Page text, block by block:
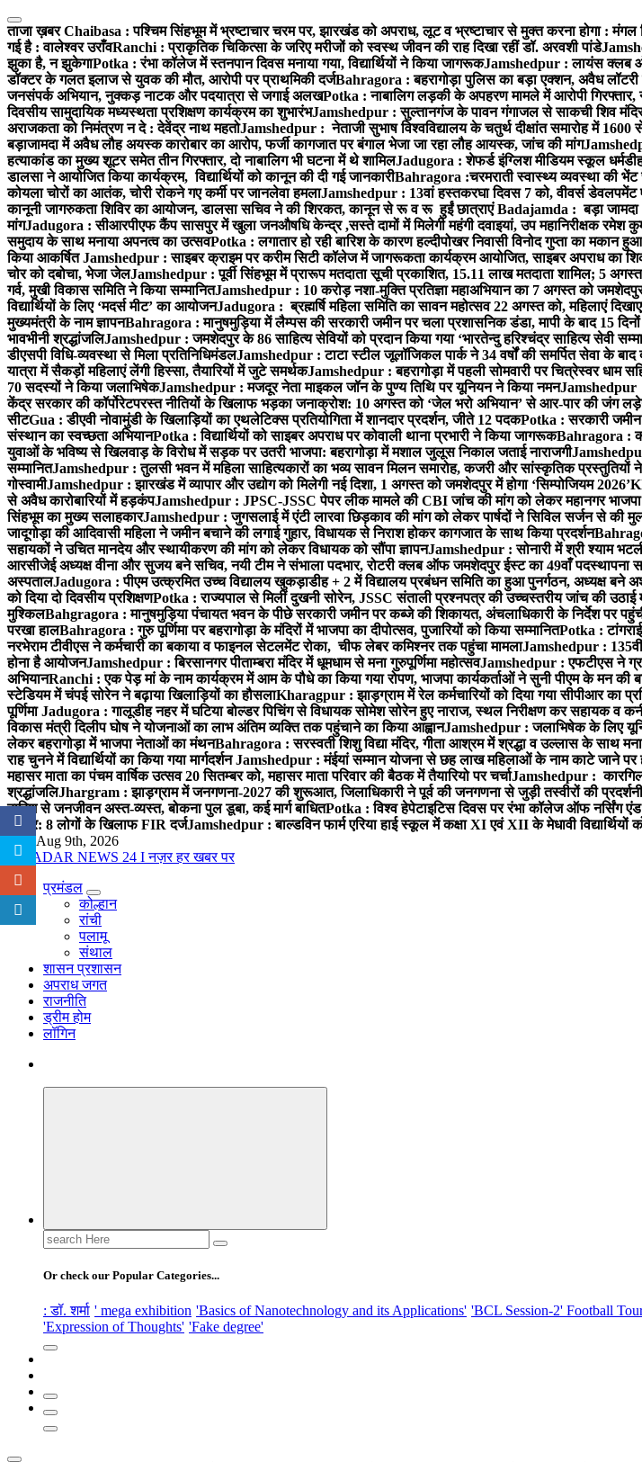
Skip
to
content
ताजा ख़बरChaibasa : पश्चिम सिंहभूम में भ्रष्टाचार चरम पर, झारखंड को अपराध, लूट व भ्रष्टाचार से मुक्त करना होगा : मंगल
गई है : वालेश्वर उराँवRanchi : प्राकृतिक चिकित्सा के जरिए मरीजों को स्वस्थ जीवन की राह दिखा रहीं डॉ. अरवशी पांडे
झुका है, न झुकेगाPotka : रंभा कॉलेज में स्तनपान दिवस मनाया गया, विद्यार्थियों ने किया जागरूकJamshedpur : लायंस क्लब
डॉक्टर के गलत इलाज से युवक की मौत, आरोपी पर प्राथमिकी दर्जBahragora : बहरागोड़ा पुलिस का बड़ा एक्शन, अवैध
जनसंपर्क अभियान, नुक्कड़ नाटक और पदयात्रा से जगाई अलखPotka : नाबालिग लड़की के अपहरण मामले में आरोपी गिरफ्तार,
दिवसीय सामुदायिक मध्यस्थता प्रशिक्षण कार्यक्रम का शुभारंभJamshedpur : सुल्तानगंज के पावन गंगाजल से साकची शिव
अराजकता को निमंत्रण न दे : देवेंद्र नाथ महतोJamshedpur : नेताजी सुभाष विश्वविद्यालय के चतुर्थ दीक्षांत समारोह में 1600
बड़ाजामदा में अवैध लौह अयस्क कारोबार का आरोप, फर्जी कागजात पर बंगाल भेजा जा रहा लौह आयस्क, जांच की मांग
हत्याकांड का मुख्य शूटर समेत तीन गिरफ्तार, दो नाबालिग भी घटना में थे शामिलJadugora : शेफर्ड इंग्लिश मीडियम स्कूल
डालसा ने आयोजित किया कार्यक्रम, विद्यार्थियों को कानून की दी गई जानकारीBahragora :चरमराती स्वास्थ्य व्यवस्था की
कोयला चोरों का आतंक, चोरी रोकने गए कर्मी पर जानलेवा हमलाJamshedpur : 13वां हस्तकरघा दिवस 7 को, वीवर्स
कानूनी जागरुकता शिविर का आयोजन, डालसा सचिव ने की शिरकत, कानून से रू व रू हुईं छात्राएंBadajamda : बड़ा जामदा
मांगJadugora : सीआरपीएफ कैंप सासपुर में खुला जनऔषधि केन्द्र ,सस्ते दामों में मिलेगी महंगी दवाइयां, उप महानिरीक्षक रमेश
समुदाय के साथ मनाया अपनत्व का उत्सवPotka : लगातार हो रही बारिश के कारण हल्दीपोखर निवासी विनोद गुप्ता का मकान
किया आकर्षितJamshedpur : साइबर क्राइम पर करीम सिटी कॉलेज में जागरूकता कार्यक्रम आयोजित, साइबर अपराध का
चोर को दबोचा, भेजा जेलJamshedpur : पूर्वी सिंहभूम में प्रारूप मतदाता सूची प्रकाशित, 15.11 लाख मतदाता शामिल; 5
गर्व, मुखी विकास समिति ने किया सम्मानितJamshedpur : 10 करोड़ नशा-मुक्ति प्रतिज्ञा महाअभियान का 7 अगस्त को
विद्यार्थियों के लिए ‘मदर्स मीट’ का आयोजनJadugora : ब्रह्मर्षि महिला समिति का सावन महोत्सव 22 अगस्त को, महिलाएं
मुख्यमंत्री के नाम ज्ञापनBahragora : मानुषमुड़िया में लैम्पस की सरकारी जमीन पर चला प्रशासनिक डंडा, मापी के बाद 15
भावभीनी श्रद्धांजलिJamshedpur : जमशेदपुर के 86 साहित्य सेवियों को प्रदान किया गया ‘भारतेन्दु हरिश्चंद्र साहित्य सेवी
डीएसपी विधि-व्यवस्था से मिला प्रतिनिधिमंडलJamshedpur : टाटा स्टील जूलॉजिकल पार्क ने 34 वर्षों की समर्पित सेवा के बाद दो
यात्रा में सैकड़ों महिलाएं लेंगी हिस्सा, तैयारियों में जुटे समर्थकJamshedpur : बहरागोड़ा में पहली सोमवारी पर चित्रेस्वर धाम
70 सदस्यों ने किया जलाभिषेकJamshedpur : मजदूर नेता माइकल जॉन के पुण्य तिथि पर यूनियन ने किया नमनJamshedpur
केंद्र सरकार की कॉर्पोरेटपरस्त नीतियों के खिलाफ भड़का जनाक्रोश: 10 अगस्त को ‘जेल भरो अभियान’ से आर-पार की जंग
सीटGua : डीएवी नोवामुंडी के खिलाड़ियों का एथलेटिक्स प्रतियोगिता में शानदार प्रदर्शन, जीते 12 पदकPotka : सरकारी
संस्थान का स्वच्छता अभियानPotka : विद्यार्थियों को साइबर अपराध पर कोवाली थाना प्रभारी ने किया जागरूकBahragora :
युवाओं के भविष्य से खिलवाड़ के विरोध में सड़क पर उतरी भाजपा: बहरागोड़ा में मशाल जुलूस निकाल जताई नाराजगी
सम्मानितJamshedpur : तुलसी भवन में महिला साहित्यकारों का भव्य सावन मिलन समारोह, कजरी और सांस्कृतिक प्रस्तुतियों ने
गोस्वामीJamshedpur : झारखंड में व्यापार और उद्योग को मिलेगी नई दिशा, 1 अगस्त को जमशेदपुर में होगा ‘सिम्पोजियम 2026’
से अवैध कारोबारियों में हड़कंपJamshedpur : JPSC-JSSC पेपर लीक मामले की CBI जांच की मांग को लेकर महानगर
सिंहभूम का मुख्य सलाहकारJamshedpur : जुगसलाई में एंटी लारवा छिड़काव की मांग को लेकर पार्षदों ने सिविल सर्जन से की
जादूगोड़ा की आदिवासी महिला ने जमीन बचाने की लगाई गुहार, विधायक से निराश होकर कागजात के साथ किया प्रदर्शन
सहायकों ने उचित मानदेय और स्थायीकरण की मांग को लेकर विधायक को सौंपा ज्ञापनJamshedpur : सोनारी में श्री श्याम
आरसीजेई अध्यक्ष वीना और सुजय बने सचिव, नयी टीम ने संभाला पदभार, रोटरी क्लब ऑफ जमशेदपुर ईस्ट का 49वाँ पदस्थापना
अस्पतालJadugora : पीएम उत्क्रमित उच्च विद्यालय खुकड़ाडीह + 2 में विद्यालय प्रबंधन समिति का हुआ पुनर्गठन, अध्यक्ष बने
को दिया दो दिवसीय प्रशिक्षणPotka : राज्यपाल से मिलीं दुखनी सोरेन, JSSC संताली प्रश्नपत्र की उच्चस्तरीय जांच की उठाई
मुश्किलBahgragora : मानुषमुड़िया पंचायत भवन के पीछे सरकारी जमीन पर कब्जे की शिकायत, अंचलाधिकारी के निर्देश पर
परखा हालBahragora : गुरु पूर्णिमा पर बहरागोड़ा के मंदिरों में भाजपा का दीपोत्सव, पुजारियों को किया सम्मानितPotka :
नरभेराम टीवीएस ने कर्मचारी का बकाया व फाइनल सेटलमेंट रोका, चीफ लेबर कमिश्नर तक पहुंचा मामलाJamshedpur :
होना है आयोजनJamshedpur : बिरसानगर पीताम्बरा मंदिर में धूमधाम से मना गुरुपूर्णिमा महोत्सवJamshedpur : एफटीएस ने
अभियानRanchi : एक पेड़ मां के नाम कार्यक्रम में आम के पौधे का किया गया रोपण, भाजपा कार्यकर्ताओं ने सुनी पीएम के मन की
स्टेडियम में चंपई सोरेन ने बढ़ाया खिलाड़ियों का हौसलाKharagpur : झाड़ग्राम में रेल कर्मचारियों को दिया गया सीपीआर का
पूर्णिमाJadugora : गालूडीह नहर में घटिया बोल्डर पिचिंग से विधायक सोमेश सोरेन हुए नाराज, स्थल निरीक्षण कर सहायक व
विकास मंत्री दिलीप घोष ने योजनाओं का लाभ अंतिम व्यक्ति तक पहुंचाने का किया आह्वानJamshedpur : जलाभिषेक के लिए
लेकर बहरागोड़ा में भाजपा नेताओं का मंथनBahragora : सरस्वती शिशु विद्या मंदिर, गीता आश्रम में श्रद्धा व उल्लास के साथ
राह चुनने में विद्यार्थियों का किया गया मार्गदर्शनJamshedpur : मंईयां सम्मान योजना से छह लाख महिलाओं के नाम काटे जाने पर
महासर माता का पंचम वार्षिक उत्सव 20 सितम्बर को, महासर माता परिवार की बैठक में तैयारियो पर चर्चाJamshedpur :
श्रद्धांजलिJhargram : झाड़ग्राम में जनगणना-2027 की शुरूआत, जिलाधिकारी ने पूर्व की जनगणना से जुड़ी तस्वीरों की
बारिश से जनजीवन अस्त-व्यस्त, बोकना पुल डूबा, कई मार्ग बाधितPotka : विश्व हेपेटाइटिस दिवस पर रंभा कॉलेज ऑफ नर्सिंग
प्रहार: 8 लोगों के खिलाफ FIR दर्जJamshedpur : बाल्डविन फार्म एरिया हाई स्कूल में कक्षा XI एवं XII के मेधावी विद्यार्थियों
Sun. Aug 9th, 2026
नज़र हर खबर पर
प्रमंडल
कोल्हान
रांची
पलामू
संथाल
शासन प्रशासन
अपराध जगत
राजनीति
ड्रीम होम
लॉगिन
Search
for:
Or check our Popular Categories...
: डॉ. शर्मा ' mega exhibition 'Basics of Nanotechnology and its Applications' 'BCL Session-2' Football
'Expression of Thoughts' 'Fake degree'